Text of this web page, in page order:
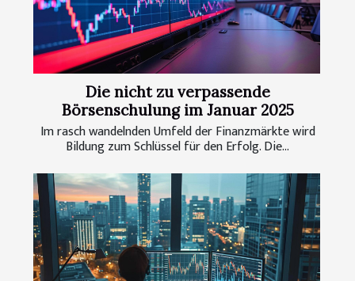
Die nicht zu verpassende
Börsenschulung im Januar 2025
Im rasch wandelnden Umfeld der Finanzmärkte wird
Bildung zum Schlüssel für den Erfolg. Die...